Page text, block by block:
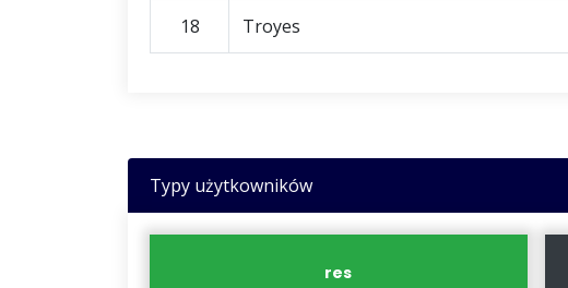
18 Troyes
Typy użytkowników
res